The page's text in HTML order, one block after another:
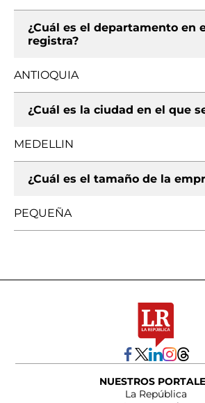
¿Cuál es el departamento en
registra?
ANTIOQUIA
¿Cuál es la ciudad en el que
MEDELLIN
¿Cuál es el tamaño de la
PEQUEÑA
NUESTROS
La República